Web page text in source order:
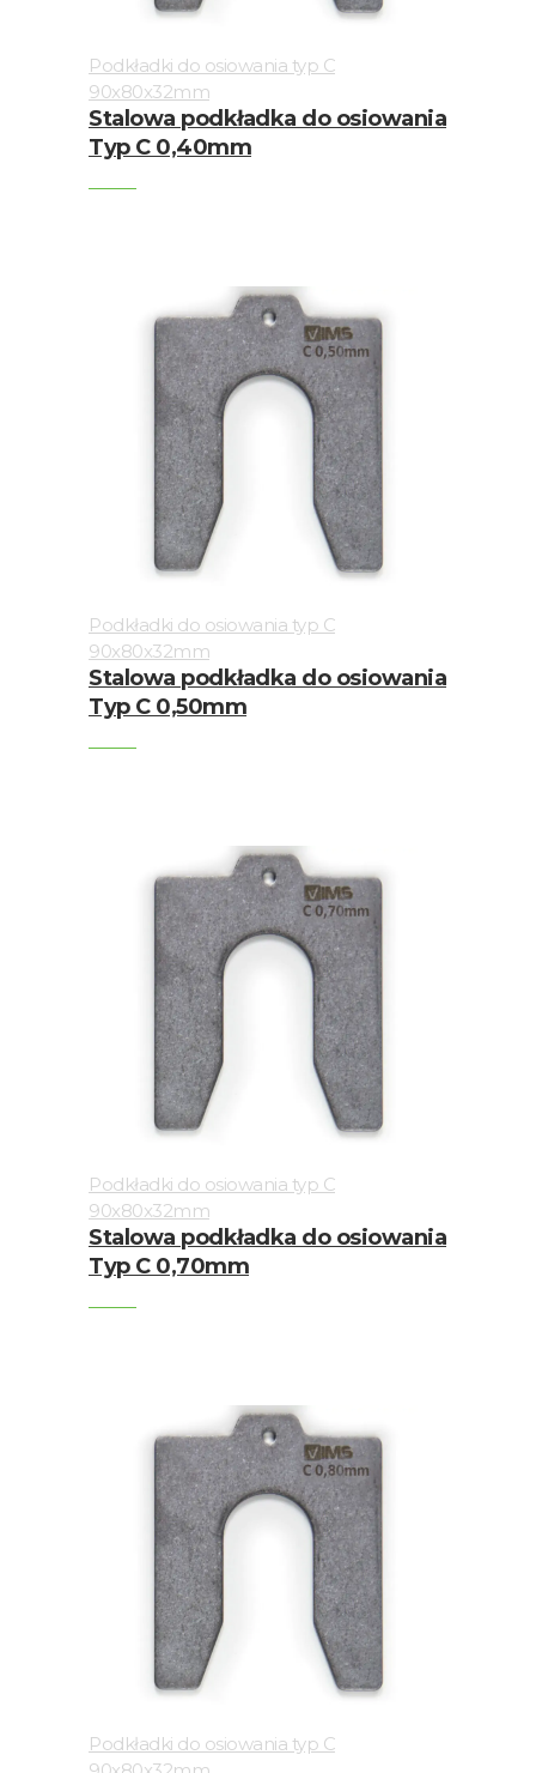
Podkładki do osiowania typ C
90x80x32mm
Stalowa podkładka do osiowania
Typ C 0,40mm
Podkładki do osiowania typ C
90x80x32mm
Stalowa podkładka do osiowania
Typ C 0,50mm
Podkładki do osiowania typ C
90x80x32mm
Stalowa podkładka do osiowania
Typ C 0,70mm
Podkładki do osiowania typ C